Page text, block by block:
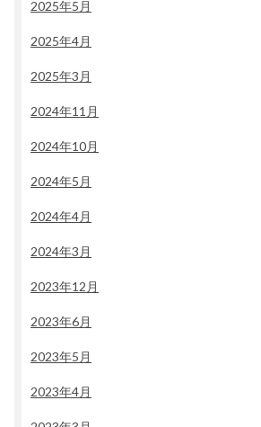
2025年5月
2025年4月
2025年3月
2024年11月
2024年10月
2024年5月
2024年4月
2024年3月
2023年12月
2023年6月
2023年5月
2023年4月